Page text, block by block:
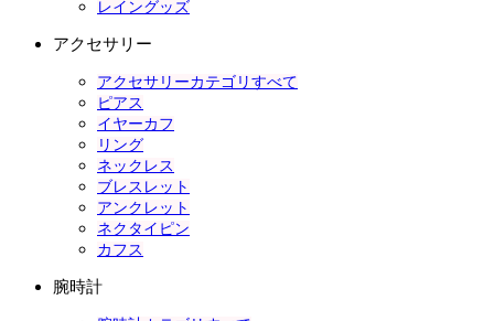
レイングッズ
アクセサリー
アクセサリーカテゴリすべて
ピアス
イヤーカフ
リング
ネックレス
ブレスレット
アンクレット
ネクタイピン
カフス
腕時計